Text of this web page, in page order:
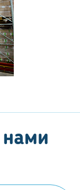
нами